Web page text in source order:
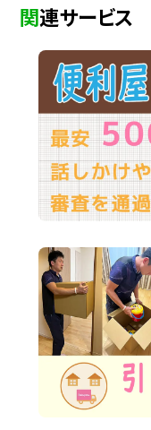
関連サービス